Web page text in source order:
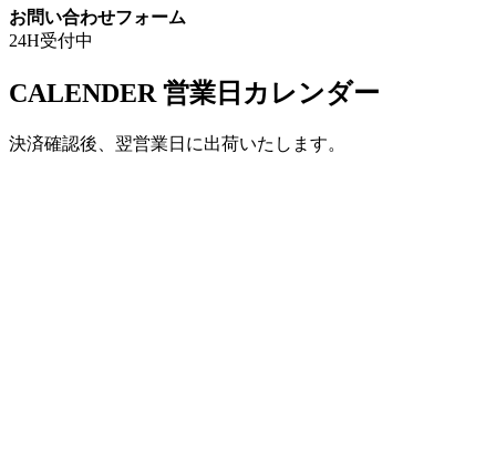
お問い合わせフォーム
24H受付中
CALENDER 営業日カレンダー
決済確認後、翌営業日に出荷いたします。